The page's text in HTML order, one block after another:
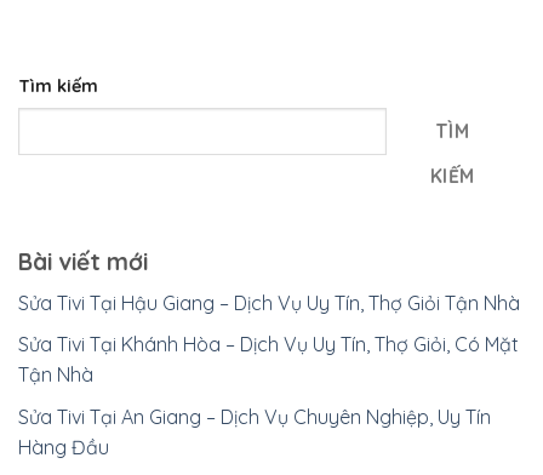
Tìm kiếm
TÌM
KIẾM
Bài viết mới
Sửa Tivi Tại Hậu Giang – Dịch Vụ Uy Tín, Thợ Giỏi Tận Nhà
Sửa Tivi Tại Khánh Hòa – Dịch Vụ Uy Tín, Thợ Giỏi, Có Mặt
Tận Nhà
Sửa Tivi Tại An Giang – Dịch Vụ Chuyên Nghiệp, Uy Tín
Hàng Đầu